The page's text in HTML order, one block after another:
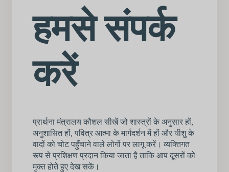
हमसे संपर्क
करें
प्रार्थना मंत्रालय कौशल सीखें जो शास्त्रों के अनुसार हों,
अनुशासित हों, पवित्र आत्मा के मार्गदर्शन में हों और यीशु के
वादों को चोट पहुँचाने वाले लोगों पर लागू करें। व्यक्तिगत
रूप से प्रशिक्षण प्रदान किया जाता है ताकि आप दूसरों को
मुक्त होते हुए देख सकें।